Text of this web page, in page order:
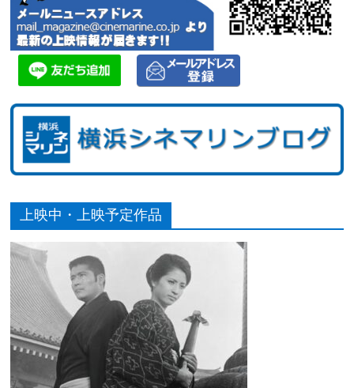
上映中・上映予定作品